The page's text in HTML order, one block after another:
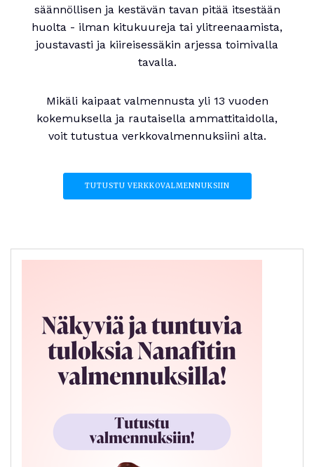
säännöllisen ja kestävän tavan pitää itsestään
huolta - ilman kitukuureja tai ylitreenaamista,
joustavasti ja kiireisessäkin arjessa toimivalla
tavalla.
Mikäli kaipaat valmennusta yli 13 vuoden
kokemuksella ja rautaisella ammattitaidolla,
voit tutustua verkkovalmennuksiini alta.
TUTUSTU VERKKOVALMENNUKSIIN